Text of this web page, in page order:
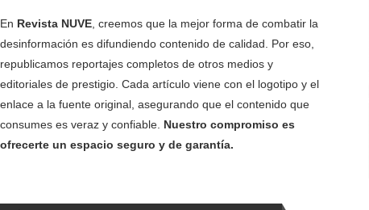
En Revista NUVE , creemos que la mejor forma de combatir la
desinformación es difundiendo contenido de calidad. Por eso,
republicamos reportajes completos de otros medios y
editoriales de prestigio. Cada artículo viene con el logotipo y el
enlace a la fuente original, asegurando que el contenido que
consumes es veraz y confiable. Nuestro compromiso es
ofrecerte un espacio seguro y de garantía.